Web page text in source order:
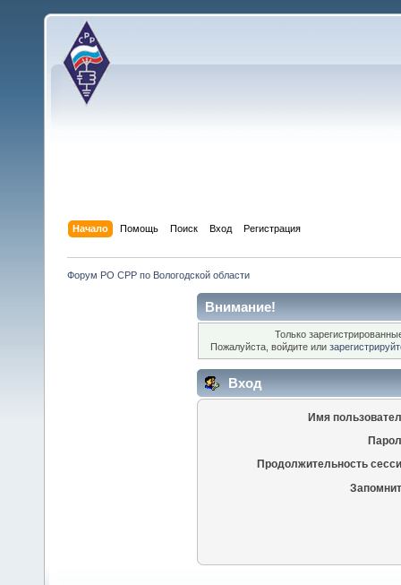
Начало Помощь Поиск Вход Регистрация
Форум РО СРР по Вологодской области
Внимание!
Только
Пожалуйста, войдите или
Вход
Имя
Продолжительность